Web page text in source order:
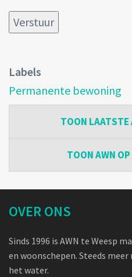
Labels
Permanente bewoning
TOON LAATSTE
TOONAWN
OVER ONS
Sinds 1996 is AWN te Weesp
en woonschepen. Steeds
het water.